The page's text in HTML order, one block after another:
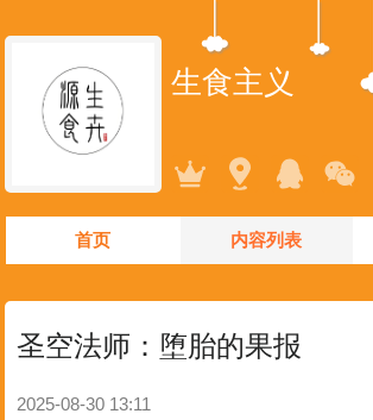
生食主义
首页 内容列表
圣空法师：堕胎的果报
2025-08-30 13:11